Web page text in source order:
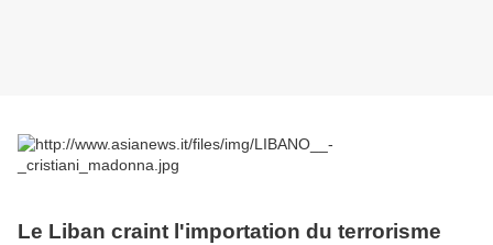
Le Liban craint l'importation du terrorisme